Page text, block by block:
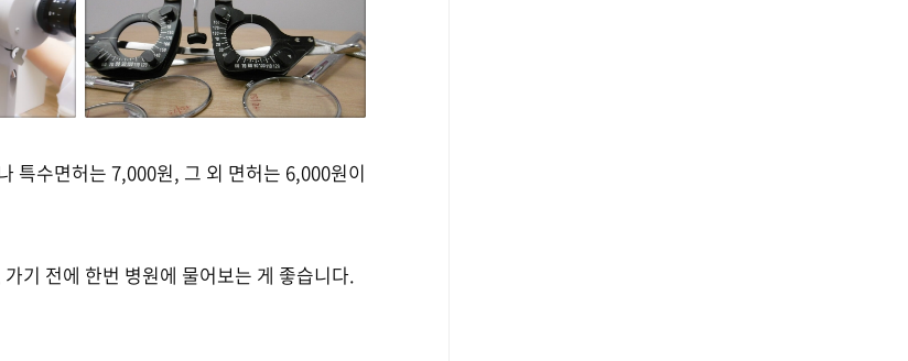
특수면허는 7,000원, 그 외 면허는 6,000원이
기 전에 한번 병원에 물어보는 게 좋습니다.